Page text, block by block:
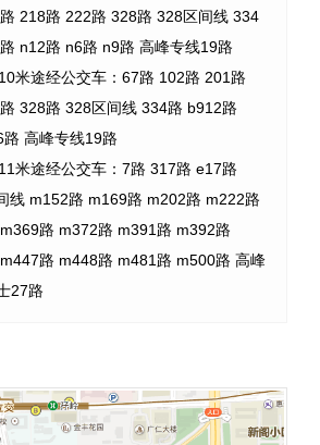
218路 222路 328路 328区间线 334
n12路 n6路 n9路 高峰专线19路
米途经公交车：67路 102路 201路
328路 328区间线 334路 b912路
高峰专线19路
米途经公交车：7路 317路 e17路
线 m152路 m169路 m202路 m222路
路 m372路 m391路 m392路
路 m448路 m481路 m500路 高峰
27路